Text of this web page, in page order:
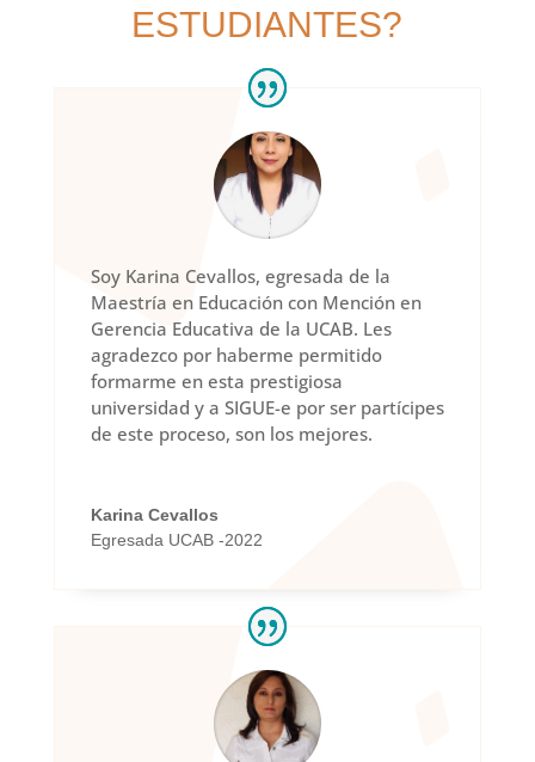
ESTUDIANTES?
Soy Karina Cevallos, egresada de la
Maestría en Educación con Mención en
Gerencia Educativa de la UCAB. Les
agradezco por haberme permitido
formarme en esta prestigiosa
universidad y a SIGUE-e por ser partícipes
de este proceso, son los mejores.
Karina Cevallos
Egresada UCAB -2022